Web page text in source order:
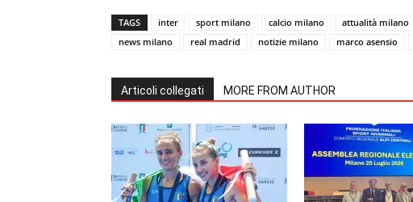
TAGS inter sport milano calcio milano attualità milano
news milano
real madrid notizie milano marco asensio
Articoli collegati MORE FROM AUTHOR